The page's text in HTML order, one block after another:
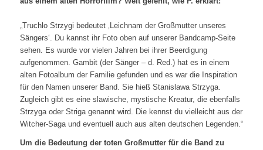
„Truchlo Strzygi bedeutet ‚Leichnam der Großmutter unseres
Sängers‘. Du kannst ihr Foto oben auf unserer Bandcamp-Seite
sehen. Es wurde vor vielen Jahren bei ihrer Beerdigung
aufgenommen. Gambit (der Sänger – d. Red.) hat es in einem
alten Fotoalbum der Familie gefunden und es war die Inspiration
für den Namen unserer Band. Sie hieß Stanislawa Strzyga.
Zugleich gibt es eine slawische, mystische Kreatur, die ebenfalls
Strzyga oder Striga genannt wird. Die kennst du vielleicht aus der
Witcher-Saga und eventuell auch aus alten deutschen Legenden.“
Um die Bedeutung der toten Großmutter für die Band zu